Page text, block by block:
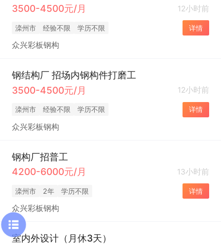
3500-4500元/月
12小时前
滦州市 经验不限 学历不限 详情
众兴彩板钢构
钢结构厂 招场内钢构件打磨工
3500-4500元/月
12小时前
滦州市 经验不限 学历不限 详情
众兴彩板钢构
钢构厂招普工
4200-6000元/月
13小时前
滦州市 2年 学历不限 详情
众兴彩板钢构
室内外设计（月休3天）